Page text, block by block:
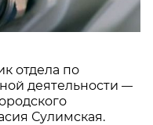
отдела по
деятельности—
Сулимская.